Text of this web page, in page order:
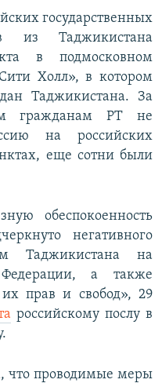
государственных
из Таджикистана
в подмосковном
Холл», в котором
Таджикистана. За
гражданам РТ не
на российских
еще сотни были
обеспокоенность
негативного
Таджикистана на
Федерации, а также
прав и свобод», 29
российскому послу в
что проводимые меры